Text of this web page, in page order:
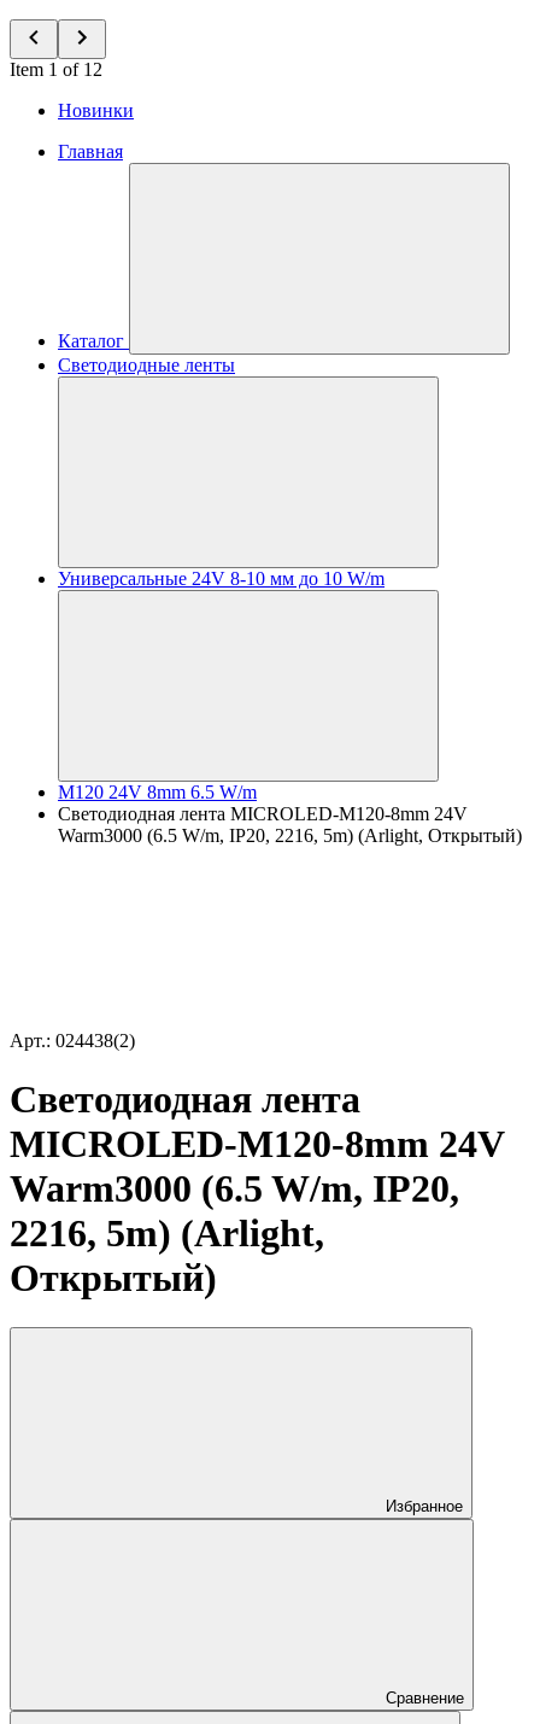
Item 1 of 12
Новинки
Главная
Каталог
Светодиодные ленты
Универсальные 24V 8-10 мм до 10 W/m
M120 24V 8mm 6.5 W/m
Светодиодная лента MICROLED-M120-8mm 24V
Warm3000 (6.5 W/m, IP20, 2216, 5m) (Arlight, Открытый)
Арт.: 024438(2)
Светодиодная лента
MICROLED-M120-8mm 24V
Warm3000 (6.5 W/m, IP20,
2216, 5m) (Arlight,
Открытый)
Избранное
Сравнение